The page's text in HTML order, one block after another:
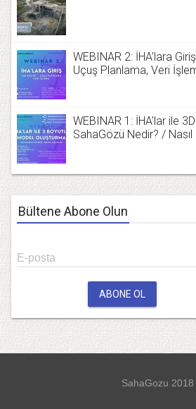
WEBINAR 2: İHA’lara
Uçuş Planlama, Veri
WEBINAR 1: İHA’lar ile
SahaGözü Nedir? / Nasıl
Bültene Abone Olun
E-posta
ABONE OL
SahaGozu 2018